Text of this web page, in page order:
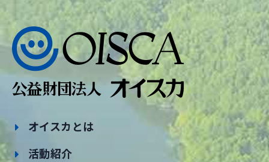
オイスカとは
活動紹介